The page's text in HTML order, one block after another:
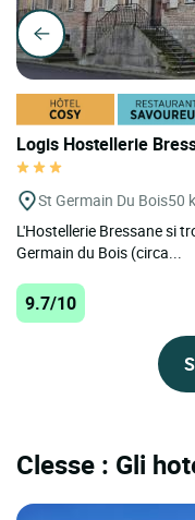
Logis Hostellerie
St Germain Du Bois50
L'Hostellerie Bressane si
Germain du Bois (circa...
9.7/10
Clesse : Gli